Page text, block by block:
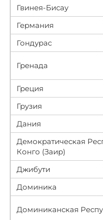
Гвинея-Бисау
Германия
Гондурас
Гренада
Греция
Грузия
Дания
Демократическая
Конго (Заир)
Джибути
Доминика
Доминиканская